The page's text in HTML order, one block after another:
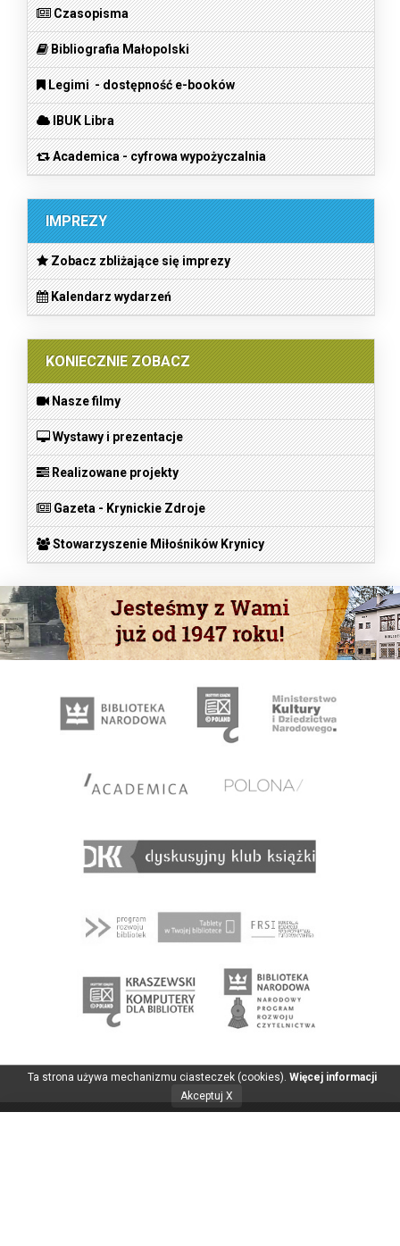
Czasopisma
Bibliografia Małopolski
Legimi - dostępność e-booków
IBUK Libra
Academica - cyfrowa wypożyczalnia
IMPREZY
Zobacz zbliżające się imprezy
Kalendarz wydarzeń
KONIECZNIE ZOBACZ
Nasze filmy
Wystawy i prezentacje
Realizowane projekty
Gazeta - Krynickie Zdroje
Stowarzyszenie Miłośników Krynicy
Ta strona używa mechanizmu ciasteczek (cookies). Więcej informacji
Akceptuj X